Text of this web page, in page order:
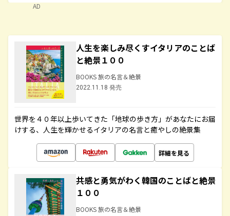
AD
人生を楽しみ尽くすイタリアのことば
と絶景１００
BOOKS 旅の名言＆絶景
2022.11.18 発売
世界を４０年以上歩いてきた「地球の歩き方」があなたにお届
けする、人生を輝かせるイタリアの名言と癒やしの絶景集
詳細を見る
共感と勇気がわく韓国のことばと絶景
１００
BOOKS 旅の名言＆絶景